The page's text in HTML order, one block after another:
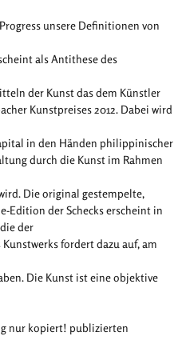
unsere Definitionen von
als Antithese des
der Kunst das dem Künstler
Kunstpreises 2012. Dabei wird
in den Händen philippinischer
durch die Kunst im Rahmen
Die original gestempelte,
der Schecks erscheint in
der
fordert dazu auf, am
Die Kunst ist eine objektive
nur kopiert! publizierten